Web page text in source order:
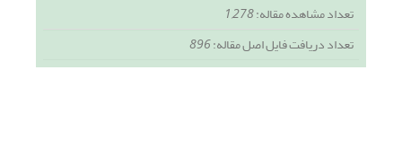
تعداد مشاهده مقاله:1,278
تعداد دریافت فایل اصل مقاله:896